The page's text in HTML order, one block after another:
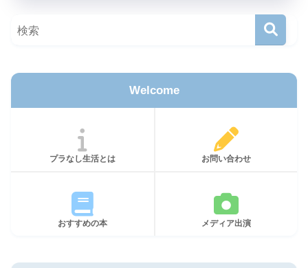
Welcome
プラなし生活とは お問い合わせ
おすすめの本 メディア出演